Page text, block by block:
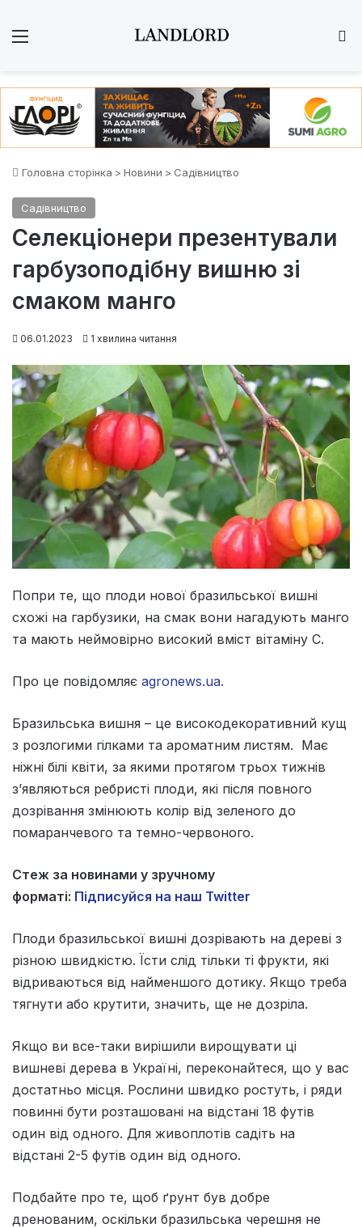
Головна сторінка > Новини > Садівництво
Садівництво
Селекціонери презентували
гарбузоподібну вишню зі
смаком манго
06.01.2023 1 хвилина читання
Попри те, що плоди нової бразильської вишні
схожі на гарбузики, на смак вони нагадують манго
та мають неймовірно високий вміст вітаміну С.
Про це повідомляє agronews.ua.
Бразильська вишня – це високодекоративний кущ
з розлогими гілками та ароматним листям. Має
ніжні білі квіти, за якими протягом трьох тижнів
з’являються ребристі плоди, які після повного
дозрівання змінюють колір від зеленого до
помаранчевого та темно-червоного.
Стеж за новинами у зручному
форматі: Підписуйся на наш Twitter
Плоди бразильської вишні дозрівають на дереві з
різною швидкістю. Їсти слід тільки ті фрукти, які
відриваються від найменшого дотику. Якщо треба
тягнути або крутити, значить, ще не дозріла.
Якщо ви все-таки вирішили вирощувати ці
вишневі дерева в Україні, переконайтеся, що у вас
достатньо місця. Рослини швидко ростуть, і ряди
повинні бути розташовані на відстані 18 футів
один від одного. Для живоплотів садіть на
відстані 2-5 футів один від одного.
Подбайте про те, щоб ґрунт був добре
дренованим, оскільки бразильська черешня не